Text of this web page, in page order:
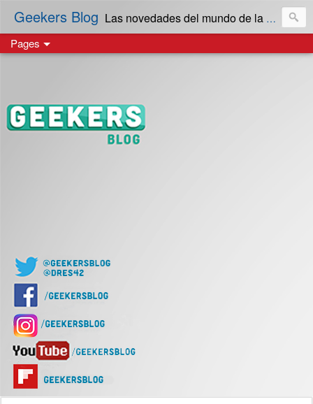
Geekers Blog Las novedades del mundo de la Tecnología y cultura Geek! en Español | Creado en El Salvador
Pages